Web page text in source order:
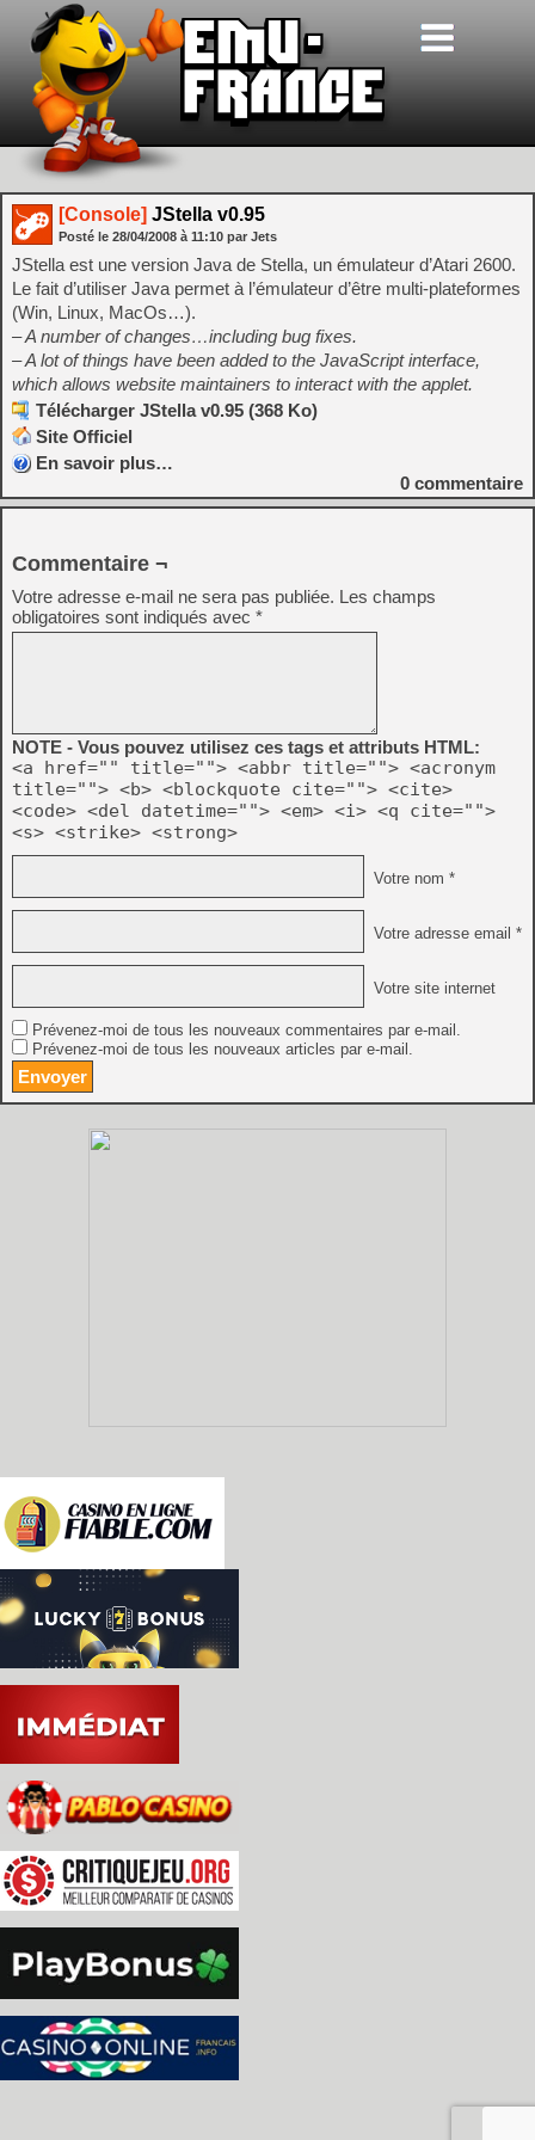
[Console] JStella v0.95
Posté le 28/04/2008 à 11:10 par Jets
JStella est une version Java de Stella, un émulateur d’Atari 2600.
Le fait d’utiliser Java permet à l’émulateur d’être multi-plateformes
(Win, Linux, MacOs…).
– A number of changes…including bug fixes.
– A lot of things have been added to the JavaScript interface,
which allows website maintainers to interact with the applet.
Télécharger JStella v0.95 (368 Ko)
Site Officiel
En savoir plus…
0 commentaire
Commentaire ¬
Votre adresse e-mail ne sera pas publiée. Les champs
obligatoires sont indiqués avec *
NOTE - Vous pouvez utilisez ces tags et attributs HTML:
<a href="" title=""> <abbr title=""> <acronym
title=""> <b> <blockquote cite=""> <cite>
<code> <del datetime=""> <em> <i> <q cite="">
<s> <strike> <strong>
Votre nom *
Votre adresse email *
Votre site internet
Prévenez-moi de tous les nouveaux commentaires par e-mail.
Prévenez-moi de tous les nouveaux articles par e-mail.